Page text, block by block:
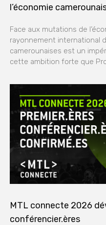
l’économie
Face aux mutations de
rayonnement international
camerounaises est un
cette ambition forte que
MTL connecte 2026
conférencier.ères